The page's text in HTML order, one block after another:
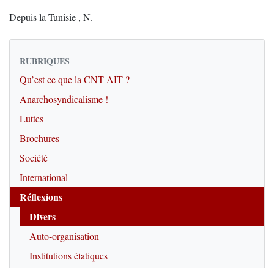
Depuis la Tunisie , N.
RUBRIQUES
Qu’est ce que la CNT-AIT ?
Anarchosyndicalisme !
Luttes
Brochures
Société
International
Réflexions
Divers
Auto-organisation
Institutions étatiques